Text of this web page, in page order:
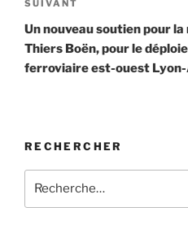
Article
suivant
SUIVANT
Un nouveau soutien pour
Thiers Boën, pour le
ferroviaire est-ouest
RECHERCHER
pour